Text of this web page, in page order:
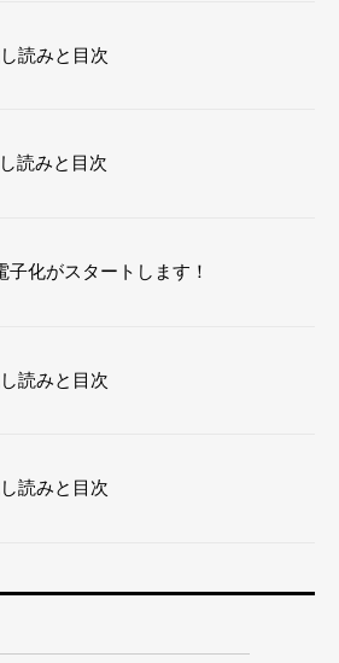
読みと目次
読みと目次
子化がスタートします！
読みと目次
読みと目次